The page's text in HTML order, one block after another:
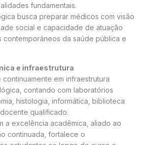
fundamentais.
busca preparar médicos com visão
social e capacidade de atuação
contemporâneos da saúde pública e
e infraestrutura
continuamente em infraestrutura
contando com laboratórios
histologia, informática, biblioteca
qualificado.
a excelência acadêmica, aliado ao
continuada, fortalece o